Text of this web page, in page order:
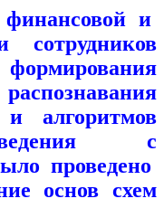
и
сотрудников
формирования
алгоритмов
с
проведено
основ схем